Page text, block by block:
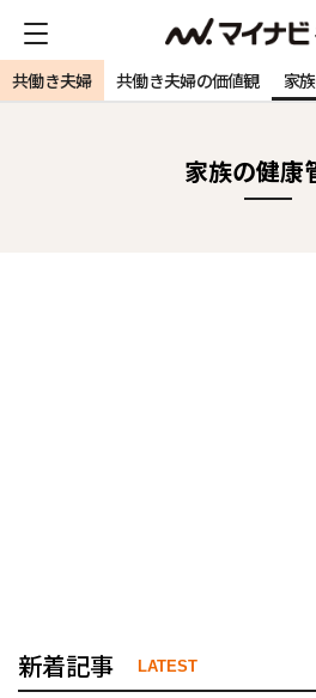
共働き夫婦 共働き夫婦の価値観 家
家族の健康
新着記事 LATEST